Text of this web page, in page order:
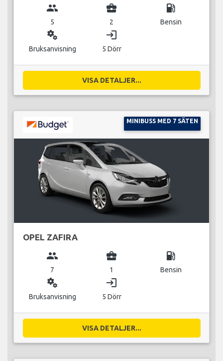
group
5
business_center
2
local_gas_station
Bensin
miscellaneous_services
Bruksanvisning
login
5 Dörr
VISA DETALJER...
MINIBUSS MED 7 SÄTEN
OPEL ZAFIRA
group
7
business_center
1
local_gas_station
Bensin
miscellaneous_services
Bruksanvisning
login
5 Dörr
VISA DETALJER...